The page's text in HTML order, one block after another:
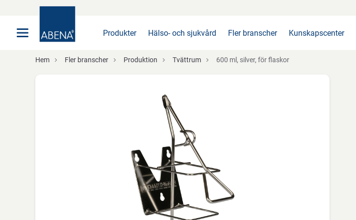
Produkter Hälso- och sjukvård Fler branscher Kunskapscenter
Hem Fler branscher Produktion Tvättrum 600 ml, silver, för flaskor